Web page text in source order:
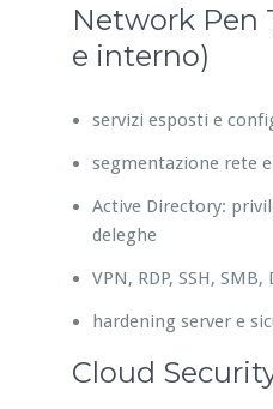
Network Pen
e interno)
servizi esposti e
segmentazione rete
Active Directory:
deleghe
VPN, RDP, SSH, SMB,
hardening server e
Cloud